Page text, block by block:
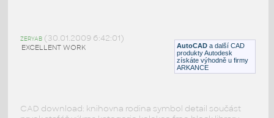
Halfclamb 114 4inch DN100
DWG
AutoCAD a další CAD
produkty Autodesk
získáte výhodně u firmy
ARKANCE
ZERYAB (30.01.2009 6:42:01)
EXCELLENT WORK
CAD download: knihovna rodina symbol detail součást